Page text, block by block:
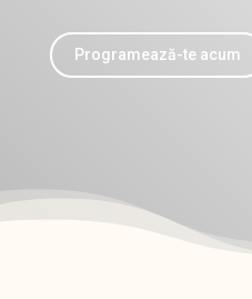
Programează-te acum